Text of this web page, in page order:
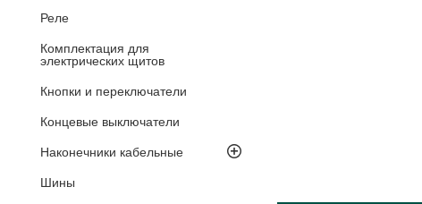
Реле
Комплектация для
электрических щитов
Кнопки и переключатели
Концевые выключатели
Наконечники кабельные
Шины